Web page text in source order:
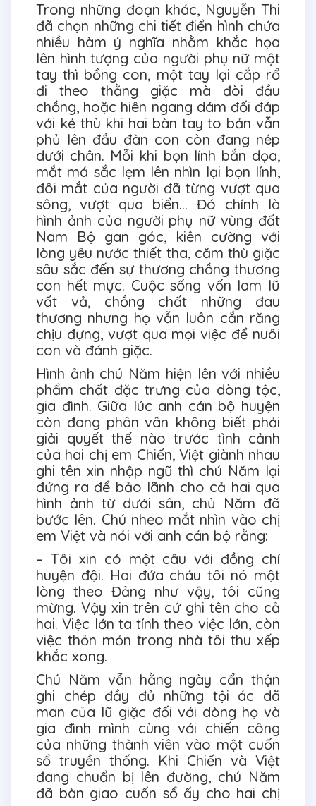
Trong những đoạn khác, Nguyễn Thi
đã chọn những chi tiết điển hình chứa
nhiều hàm ý nghĩa nhằm khắc họa
lên hình tượng của người phụ nữ một
tay thì bồng con, một tay lại cắp rổ
đi theo thằng giặc mà đòi đầu
chồng, hoặc hiên ngang dám đối đáp
với kẻ thù khi hai bàn tay to bản vẫn
phủ lên đầu đàn con còn đang nép
dưới chân. Mỗi khi bọn lính bắn dọa,
mắt má sắc lẹm lên nhìn lại bọn lính,
đôi mắt của người đã từng vượt qua
sông, vượt qua biển… Đó chính là
hình ảnh của người phụ nữ vùng đất
Nam Bộ gan góc, kiên cường với
lòng yêu nước thiết tha, căm thù giặc
sâu sắc đến sự thương chồng thương
con hết mực. Cuộc sống vốn lam lũ
vất vả, chồng chất những đau
thương nhưng họ vẫn luôn cắn răng
chịu đựng, vượt qua mọi việc để nuôi
con và đánh giặc.
Hình ảnh chú Năm hiện lên với nhiều
phẩm chất đặc trưng của dòng tộc,
gia đình. Giữa lúc anh cán bộ huyện
còn đang phân vân không biết phải
giải quyết thế nào trước tình cảnh
của hai chị em Chiến, Việt giành nhau
ghi tên xin nhập ngũ thì chú Năm lại
đứng ra để bảo lãnh cho cả hai qua
hình ảnh từ dưới sân, chủ Năm đã
bước lên. Chú nheo mắt nhìn vào chị
em Việt và nói với anh cán bộ rằng:
– Tôi xin có một câu với đồng chí
huyện đội. Hai đứa cháu tôi nó một
lòng theo Đảng như vậy, tôi cũng
mừng. Vậy xin trên cứ ghi tên cho cả
hai. Việc lớn ta tính theo việc lớn, còn
việc thỏn mỏn trong nhà tôi thu xếp
khắc xong.
Chú Năm vẫn hằng ngày cẩn thận
ghi chép đầy đủ những tội ác dã
man của lũ giặc đối với dòng họ và
gia đình mình cùng với chiến công
của những thành viên vào một cuốn
sổ truyền thống. Khi Chiến và Việt
đang chuẩn bị lên đường, chú Năm
đã bàn giao cuốn sổ ấy cho hai chị